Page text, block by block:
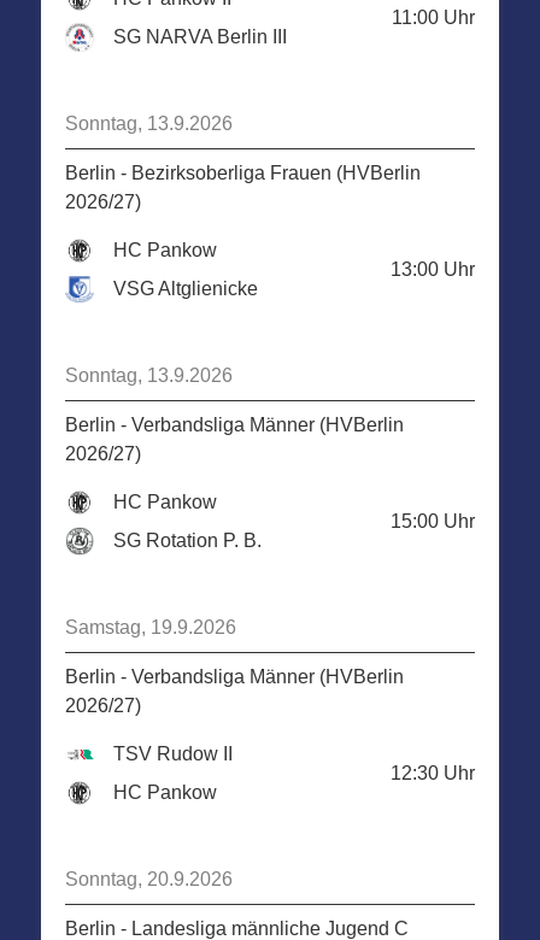
SG NARVA Berlin III
11:00 Uhr
Sonntag, 13.9.2026
Berlin - Bezirksoberliga Frauen (HVBerlin
2026/27)
HC Pankow
VSG Altglienicke
13:00 Uhr
Sonntag, 13.9.2026
Berlin - Verbandsliga Männer (HVBerlin
2026/27)
HC Pankow
SG Rotation P. B.
15:00 Uhr
Samstag, 19.9.2026
Berlin - Verbandsliga Männer (HVBerlin
2026/27)
TSV Rudow II
HC Pankow
12:30 Uhr
Sonntag, 20.9.2026
Berlin - Landesliga männliche Jugend C